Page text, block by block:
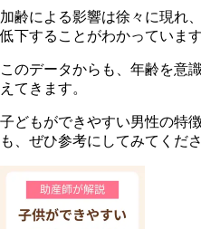
加齢による影響は徐々に現れ
低下することがわかっています
このデータからも、年齢を意
えてきます。
子どもができやすい男性の特
も、ぜひ参考にしてみてくださ